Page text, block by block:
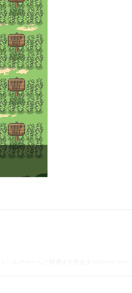
ンルのゲームに精通する筋金入りのゲーマー。